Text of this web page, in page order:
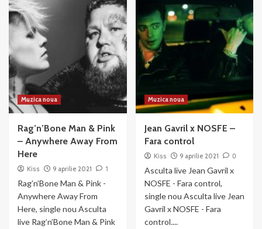
Muzica noua
Rag’n’Bone Man & Pink
– Anywhere Away From
Here
Kiss 9 aprilie 2021 1
Rag’n’Bone Man & Pink -
Anywhere Away From
Here, single nou Asculta
live Rag’n’Bone Man & Pink
Muzica noua
Jean Gavril x NOSFE –
Fara control
Kiss 9 aprilie 2021 0
Asculta live Jean Gavril x
NOSFE - Fara control,
single nou Asculta live Jean
Gavril x NOSFE - Fara
control....